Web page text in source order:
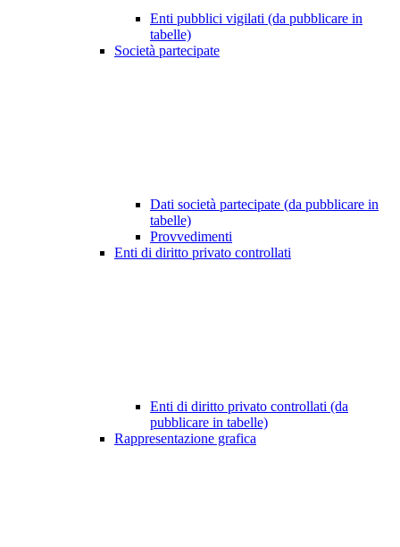
Enti pubblici vigilati (da pubblicare in
tabelle)
Società partecipate
Dati società partecipate (da pubblicare in
tabelle)
Provvedimenti
Enti di diritto privato controllati
Enti di diritto privato controllati (da
pubblicare in tabelle)
Rappresentazione grafica